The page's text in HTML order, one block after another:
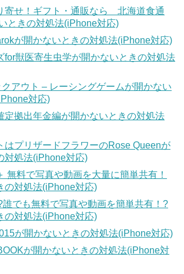
寄せ！ギフト・通販なら 北海道食通
ときの対処法(iPhone対応)
が開かないときの対処法(iPhone対応)
for獣医寄生虫学が開かないときの対処法
アウト – レーシングゲームが開かない
対応)
拠出年金編が開かないときの対処法
はプリザードフラワーのRose Queenが
対処法(iPhone対応)
無料で写真や動画を大量に簡単共有！
の対処法(iPhone対応)
誰でも無料で写真や動画を簡単共有！?
の対処法(iPhone対応)
が開かないときの対処法(iPhone対応)
が開かないときの対処法(iPhone対